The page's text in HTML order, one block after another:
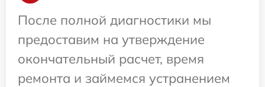
После полной диагностики мы
предоставим на утверждение
окончательный расчет, время
ремонта и займемся устранением